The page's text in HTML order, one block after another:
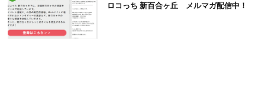
ロコっち 新百合ヶ丘 メルマガ配信中！